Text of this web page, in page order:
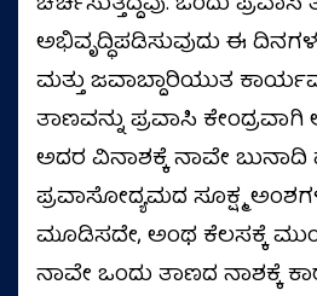
ಅಭಿವೃದ್ಧಿಪಡಿಸುವುದು ಈ
ಮತ್ತು ಜವಾಬ್ದಾರಿಯುತ
ತಾಣವನ್ನು ಪ್ರವಾಸಿ
ಅದರ ವಿನಾಶಕ್ಕೆ ನಾವೇ ಬುನಾದಿ
ಪ್ರವಾಸೋದ್ಯಮದ ಸೂಕ್ಷ್ಮ
ಮೂಡಿಸದೇ, ಅಂಥ ಕೆಲಸಕ್ಕೆ
ನಾವೇ ಒಂದು ತಾಣದ ನಾಶಕ್ಕೆ